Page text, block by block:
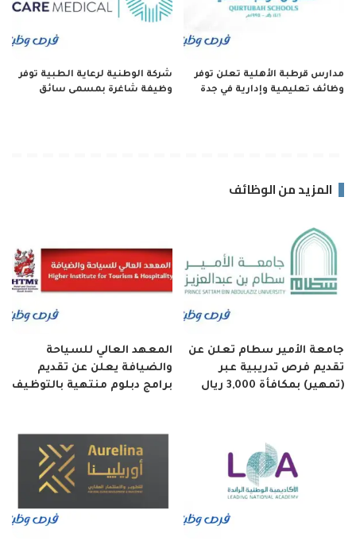
مدارس قرطبة الأهلية تعلن توفر
وظائف تعليمية وإدارية في جدة
شركة الوطنية لرعاية الطبية توفر
وظيفة شاغرة بمسمى سائق
المزيد من الوظائف
جامعة الأمير سطام تعلن عن
تقديم فرص تدريبية عبر
(تمهير) بمكافأة 3,000 ريال
المعهد العالي للسياحة
والضيافة يعلن عن تقديم
برامج دبلوم منتهية بالتوظيف